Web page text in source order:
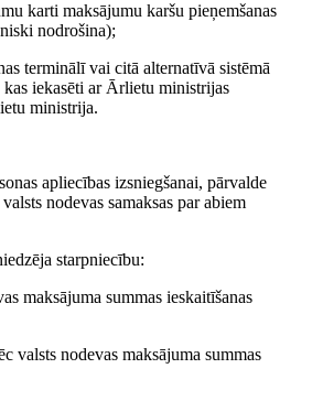
karti maksājumu karšu pieņemšanas
nodrošina);
terminālī vai citā alternatīvā sistēmā
iekasēti ar Ārlietu ministrijas
ministrija.
apliecības izsniegšanai, pārvalde
nodevas samaksas par abiem
starpniecību:
maksājuma summas ieskaitīšanas
valsts nodevas maksājuma summas